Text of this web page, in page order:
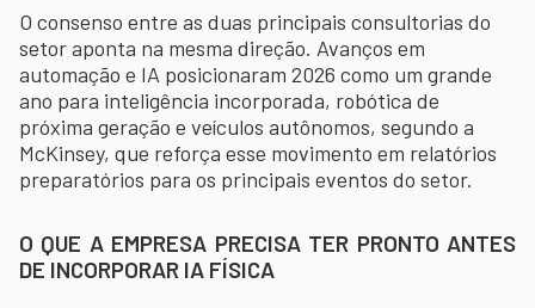
O consenso entre as duas principais consultorias do
setor aponta na mesma direção. Avanços em
automação e IA posicionaram 2026 como um grande
ano para inteligência incorporada, robótica de
próxima geração e veículos autônomos, segundo a
McKinsey, que reforça esse movimento em relatórios
preparatórios para os principais eventos do setor.
O QUE A EMPRESA PRECISA TER PRONTO ANTES
DE INCORPORAR IA FÍSICA